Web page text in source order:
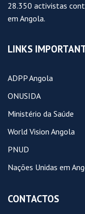
28.350 activistas
em Angola.
LINKS
ADPP Angola
ONUSIDA
Ministério da Saúde
World Vision Angola
PNUD
Nações Unidas em
CONTACTOS